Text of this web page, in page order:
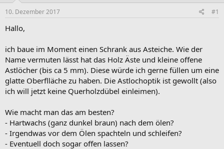
l
e
l
t
w
10. Dezember 2017 #1
Hallo,
ich baue im Moment einen Schrank aus Asteiche. Wie der
Name vermuten lässt hat das Holz Äste und kleine offene
Astlöcher (bis ca 5 mm). Diese würde ich gerne füllen um eine
glatte Oberflläche zu haben. Die Astlochoptik ist gewollt (also
ich will jetzt keine Querholzdübel einleimen).
Wie macht man das am besten?
- Hartwachs (ganz dunkel braun) nach dem ölen?
- Irgendwas vor dem Ölen spachteln und schleifen?
- Eventuell doch sogar offen lassen?